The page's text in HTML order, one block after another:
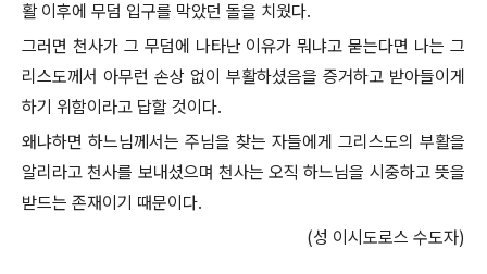
활 이후에 무덤 입구를 막았던 돌을 치웠다.
그러면 천사가 그 무덤에 나타난 이유가 뭐냐고 묻는다면 나는 그
리스도께서 아무런 손상 없이 부활하셨음을 증거하고 받아들이게
하기 위함이라고 답할 것이다.
왜냐하면 하느님께서는 주님을 찾는 자들에게 그리스도의 부활을
알리라고 천사를 보내셨으며 천사는 오직 하느님을 시중하고 뜻을
받드는 존재이기 때문이다.
(성 이시도로스 수도자)